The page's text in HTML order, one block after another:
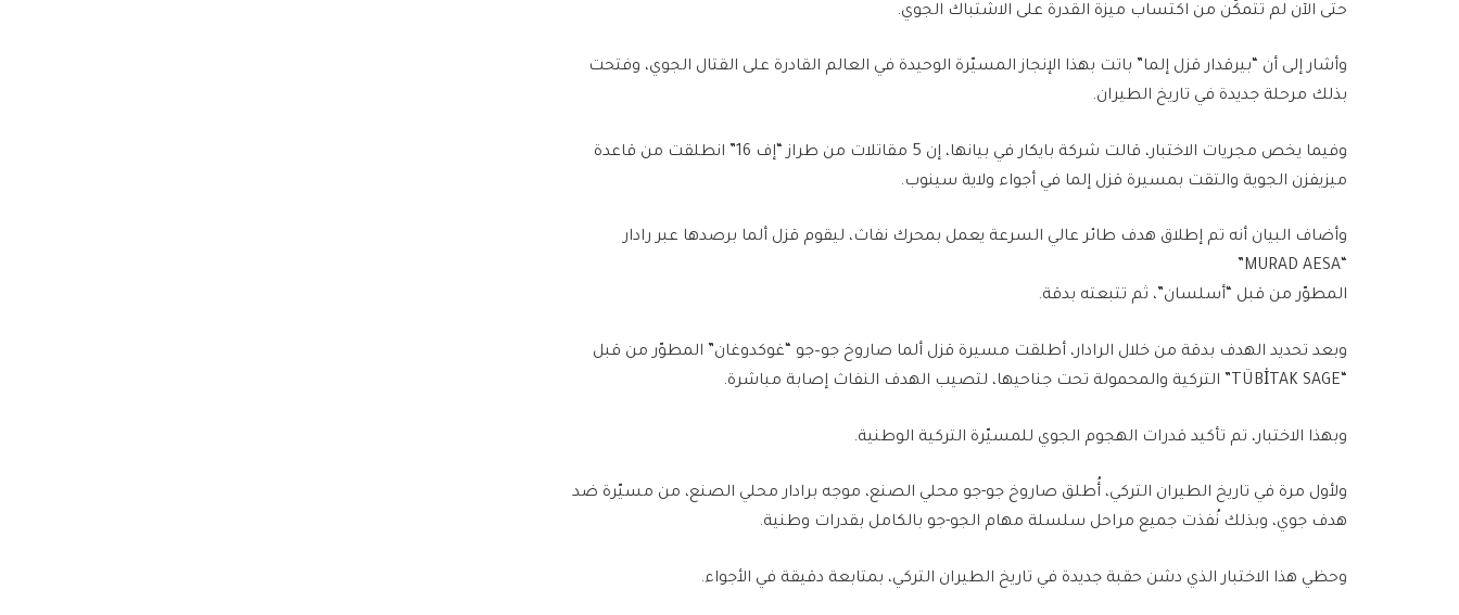
حتى الآن لم تتمكّن من اكتساب ميزة القدرة على الاشتباك الجوي.
وأشار إلى أن “بيرقدار قزل إلما” باتت بهذا الإنجاز المسيّرة الوحيدة في العالم القادرة على القتال الجوي، وفتحت
بذلك مرحلة جديدة في تاريخ الطيران.
وفيما يخص مجريات الاختبار، قالت شركة بايكار في بيانها، إن 5 مقاتلات من طراز “إف 16” انطلقت من قاعدة
ميزيفزن الجوية والتقت بمسيرة قزل إلما في أجواء ولاية سينوب.
وأضاف البيان أنه تم إطلاق هدف طائر عالي السرعة يعمل بمحرك نفاث، ليقوم قزل ألما برصدها عبر رادار
المطوّر من قبل “أسلسان”، ثم تتبعته بدقة.
وبعد تحديد الهدف بدقة من خلال الرادار، أطلقت مسيرة قزل ألما صاروخ جو–جو “غوكدوغان” المطوّر من قبل
وبهذا الاختبار، تم تأكيد قدرات الهجوم الجوي للمسيّرة التركية الوطنية.
ولأول مرة في تاريخ الطيران التركي، أُطلق صاروخ جو-جو محلي الصنع، موجه برادار محلي الصنع، من مسيّرة ضد
هدف جوي، وبذلك نُفذت جميع مراحل سلسلة مهام الجو-جو بالكامل بقدرات وطنية.
وحظي هذا الاختبار الذي دشن حقبة جديدة في تاريخ الطيران التركي، بمتابعة دقيقة في الأجواء.